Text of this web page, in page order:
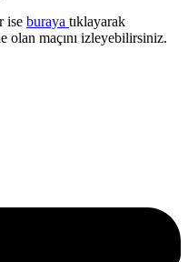
ise buraya tıklayarak
olan maçını izleyebilirsiniz.